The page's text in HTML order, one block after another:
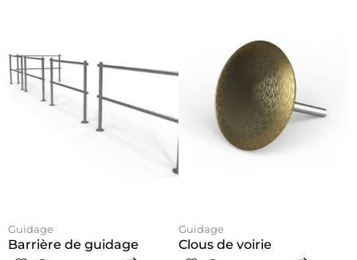
Guidage
Barrière de guidage
Guidage
Clous de voirie